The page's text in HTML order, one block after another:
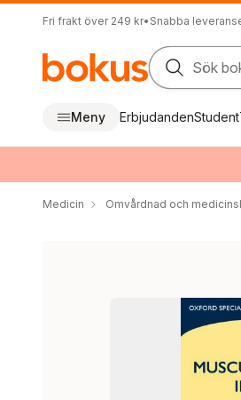
Fri frakt över 249 kr• Snabba
Sök
Meny ErbjudandenStudent
Medicin Omvårdnad och